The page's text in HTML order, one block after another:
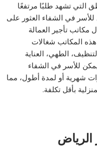
التي تشهد طلبًا مرتفعًا
للأسر في الشفاء العثور على
مكاتب تأجير العمالة
هذه المكاتب شغالات
الطهي، العناية
يمكن للأسر في الشفاء
شهرية أو لمدة أطول، مما
بأقل تكلفة.
الرياض